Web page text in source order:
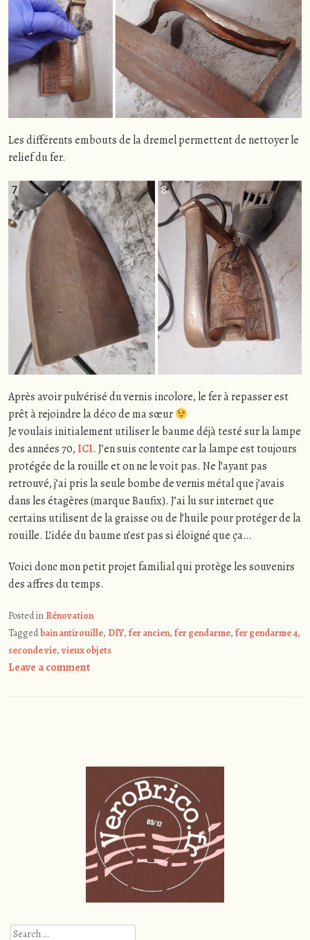
Les différents embouts de la dremel permettent de nettoyer le
relief du fer.
Après avoir pulvérisé du vernis incolore, le fer à repasser est
prêt à rejoindre la déco de ma sœur
Je voulais initialement utiliser le baume déjà testé sur la lampe
des années 70,ICI. J’en suis contente car la lampe est toujours
protégée de la rouille et on ne le voit pas. Ne l’ayant pas
retrouvé, j’ai pris la seule bombe de vernis métal que j’avais
dans les étagères (marque Baufix). J’ai lu sur internet que
certains utilisent de la graisse ou de l’huile pour protéger de la
rouille. L’idée du baume n’est pas si éloigné que ça…
Voici donc mon petit projet familial qui protège les souvenirs
des affres du temps.
Posted in Rénovation
Taggedbain antirouille, DIY, fer ancien, fer gendarme, fer gendarme 4,
seconde vie, vieux objets
Leave a comment
Search